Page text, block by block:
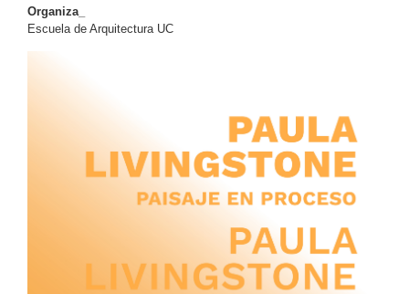
Organiza_
Escuela de Arquitectura UC